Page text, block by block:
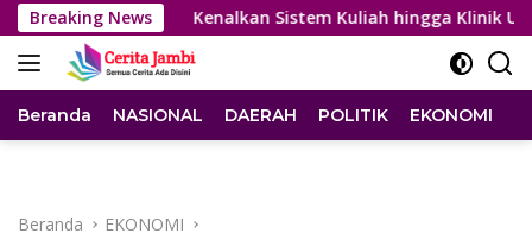
Langsung
ke
konten
Breaking NewsKenalkan Sistem Kuliah hingga Klinik Ujian, UT
Beranda NASIONAL DAERAH POLITIK EKONOMI
Beranda EKONOMI